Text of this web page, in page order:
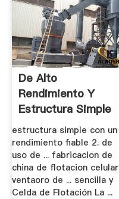
De Alto
Rendimiento Y
Estructura Simple
Sf .
estructura simple con un
rendimiento fiable 2. de
uso de ... fabricacion de
china de flotacion celular
ventaoro de ... sencilla y
Celda de Flotación La ...